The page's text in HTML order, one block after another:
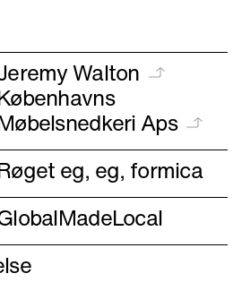
Walton
Aps
eg, eg, formica